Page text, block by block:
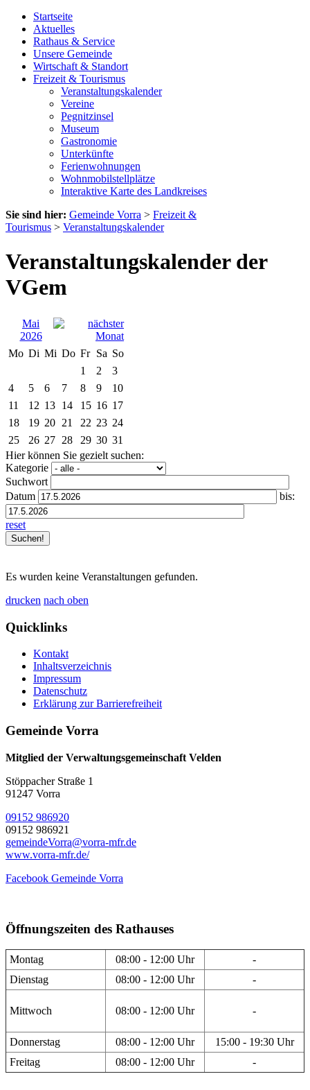
Startseite
Aktuelles
Rathaus & Service
Unsere Gemeinde
Wirtschaft & Standort
Freizeit & Tourismus
Veranstaltungskalender
Vereine
Pegnitzinsel
Museum
Gastronomie
Unterkünfte
Ferienwohnungen
Wohnmobilstellplätze
Interaktive Karte des Landkreises
Sie sind hier: Gemeinde Vorra > Freizeit &
Tourismus > Veranstaltungskalender
Veranstaltungskalender der
VGem
Mai
2026
Mo Di Mi Do Fr Sa So
1
2
3
4
5 6 7 8 9
10
11
12 13 14 15 16 17
18
19 20 21 22 23 24
25
26 27 28 29 30 31
Hier können Sie gezielt suchen:
Kategorie
Suchwort
Datum
bis:
reset
Es wurden keine Veranstaltungen gefunden.
drucken nach oben
Quicklinks
Kontakt
Inhaltsverzeichnis
Impressum
Datenschutz
Erklärung zur Barrierefreiheit
Gemeinde Vorra
Mitglied der Verwaltungsgemeinschaft Velden
Stöppacher Straße 1
91247 Vorra
09152 986920
09152 986921
gemeindeVorra@vorra-mfr.de
www.vorra-mfr.de/
Facebook Gemeinde Vorra
Öffnungszeiten des Rathauses
Montag 08:00 - 12:00 Uhr
-
Dienstag
08:00 - 12:00 Uhr -
Mittwoch 08:00 - 12:00 Uhr -
Donnerstag 08:00 - 12:00 Uhr
15:00 - 19:30 Uhr
Freitag
08:00 - 12:00 Uhr -